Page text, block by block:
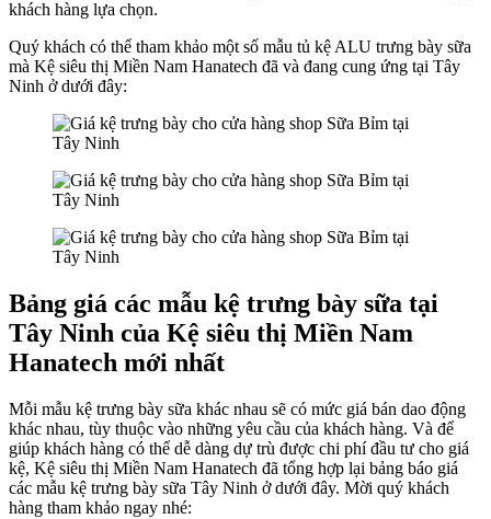
khách hàng lựa chọn.
Quý khách có thể tham khảo một số mẫu tủ kệ ALU trưng bày sữa
mà Kệ siêu thị Miền Nam Hanatech đã và đang cung ứng tại Tây
Ninh ở dưới đây:
Bảng giá các mẫu kệ trưng bày sữa tại
Tây Ninh của Kệ siêu thị Miền Nam
Hanatech mới nhất
Mỗi mẫu kệ trưng bày sữa khác nhau sẽ có mức giá bán dao động
khác nhau, tùy thuộc vào những yêu cầu của khách hàng. Và để
giúp khách hàng có thể dễ dàng dự trù được chi phí đầu tư cho giá
kệ, Kệ siêu thị Miền Nam Hanatech đã tổng hợp lại bảng báo giá
các mẫu kệ trưng bày sữa Tây Ninh ở dưới đây. Mời quý khách
hàng tham khảo ngay nhé: